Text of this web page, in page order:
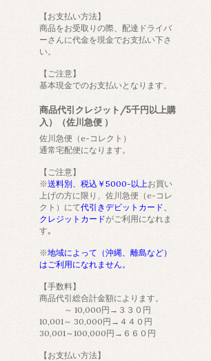
【お支払い方法】
商品をお受取りの際、配達ドライバ
ーさんに代金を現金でお支払い下さ
い。
【ご注意】
基本現金でのお支払いとなります。
商品代引クレジット/5千円以上購
入）（佐川急便 ）
佐川急便（e-コレクト）
通常宅配便になります。
【ご注意】
※送料別、税込￥5000-以上お買い
上げの方に限り、佐川急便（e-コレ
クト）にて代引きデビットカード、
クレジットカードがご利用になれま
す｡
※地域によって（沖縄、離島など）
はご利用になれません。
【手数料】
商品代引総合計金額によります。
～ 10,000円→３３０円
10,001～ 30,000円→４４０円
30,001～100,000円→６６０円
【お支払い方法】